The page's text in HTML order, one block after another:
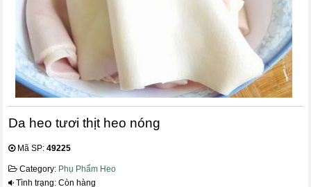
Da heo tươi thịt heo nóng
Mã SP:49225
Category: Phụ Phẩm Heo
Tình trạng: Còn hàng